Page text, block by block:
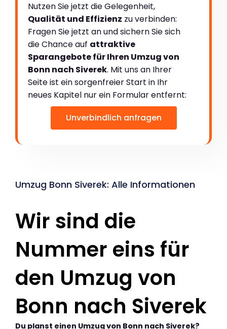
Nutzen Sie jetzt die Gelegenheit,
Qualität und Effizienz zu verbinden:
Fragen Sie jetzt an und sichern Sie sich
die Chance auf attraktive
Sparangebote für Ihren Umzug von
Bonn nach Siverek. Mit uns an Ihrer
Seite ist ein sorgenfreier Start in Ihr
neues Kapitel nur ein Formular entfernt:
Unverbindlich anfragen
Umzug Bonn Siverek: Alle Informationen
Wir sind die
Nummer eins für
den Umzug von
Bonn nach Siverek
Du planst einen Umzug von Bonn nach Siverek?